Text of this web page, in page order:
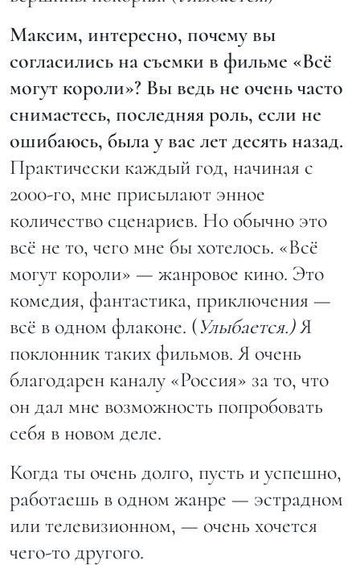
Максим, интересно, почему вы
согласились на съемки в фильме «Всё
могут короли»? Вы ведь не очень часто
снимаетесь, последняя роль, если не
ошибаюсь, была у вас лет десять назад.
Практически каждый год, начиная с
2000-го, мне присылают энное
количество сценариев. Но обычно это
всё не то, чего мне бы хотелось. «Всё
могут короли» — жанровое кино. Это
комедия, фантастика, приключения —
всё в одном флаконе. (Улыбается.)Я
поклонник таких фильмов. Я очень
благодарен каналу «Россия» за то, что
он дал мне возможность попробовать
себя в новом деле.
Когда ты очень долго, пусть и успешно,
работаешь в одном жанре — эстрадном
или телевизионном, — очень хочется
чего-то другого.